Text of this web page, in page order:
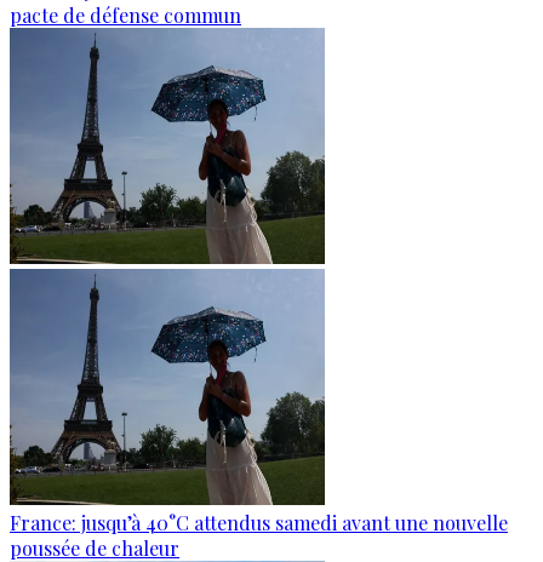
pacte de défense commun
France: jusqu’à 40°C attendus samedi avant une nouvelle
poussée de chaleur